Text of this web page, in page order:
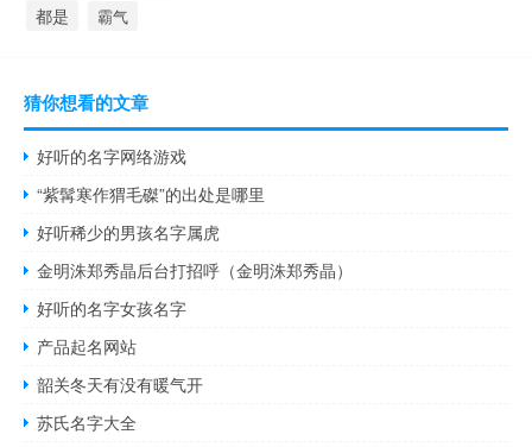
都是 霸气
猜你想看的文章
好听的名字网络游戏
“紫髯寒作猬毛磔”的出处是哪里
好听稀少的男孩名字属虎
金明洙郑秀晶后台打招呼（金明洙郑秀晶）
好听的名字女孩名字
产品起名网站
韶关冬天有没有暖气开
苏氏名字大全